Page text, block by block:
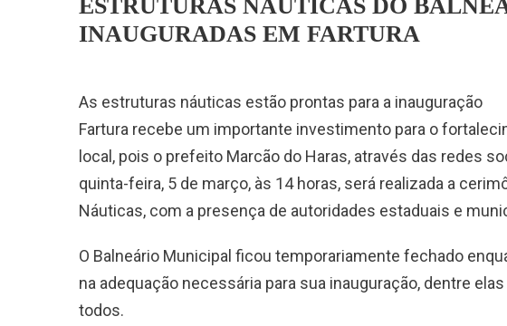
ESTRUTURAS NÁUTICAS DO
INAUGURADAS EM FARTURA
As estruturas náuticas estão prontas para a inauguração
Fartura recebe um importante investimento para o
local, pois o prefeito Marcão do Haras, através das redes
quinta-feira, 5 de março, às 14 horas, será realizada a
Náuticas, com a presença de autoridades estaduais e
O Balneário Municipal ficou temporariamente fechado
na adequação necessária para sua inauguração, dentre
todos.